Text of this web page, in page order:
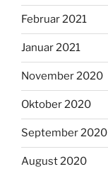
Februar 2021
Januar 2021
November 2020
Oktober 2020
September 2020
August 2020